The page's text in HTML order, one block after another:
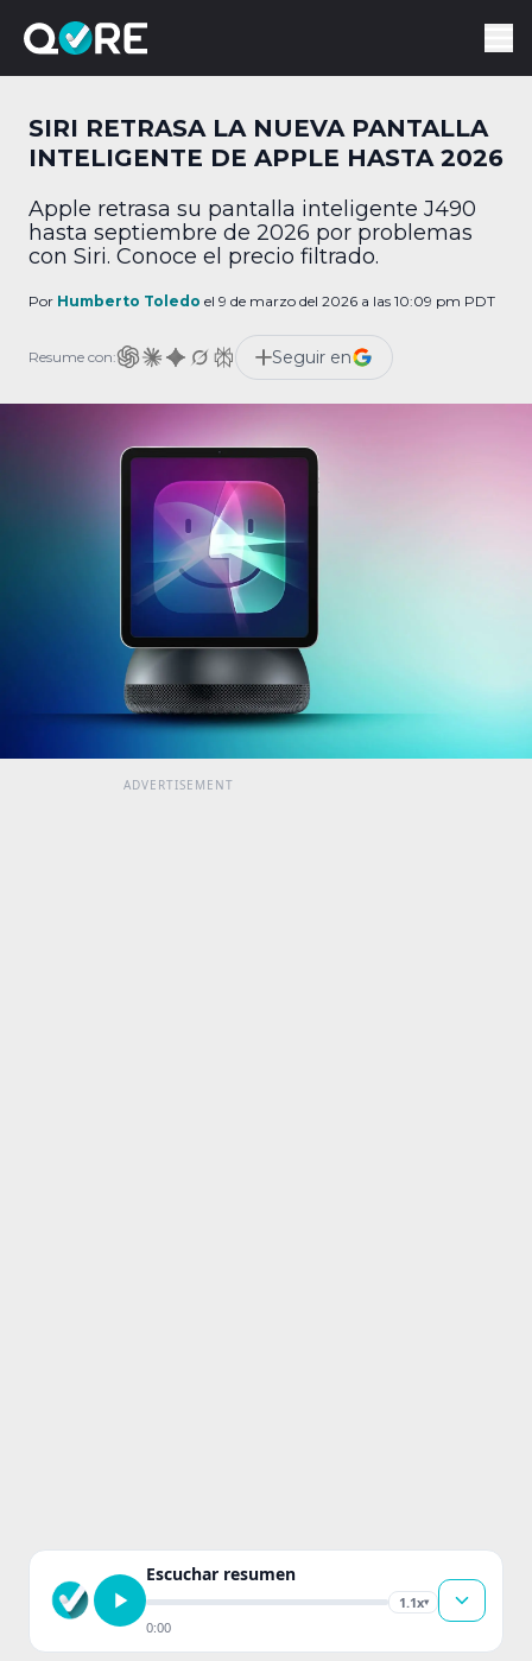
SIRI RETRASA LA NUEVA PANTALLA
INTELIGENTE DE APPLE HASTA 2026
Apple retrasa su pantalla inteligente J490
hasta septiembre de 2026 por problemas
con Siri. Conoce el precio filtrado.
Por Humberto Toledo el 9 de marzo del 2026 a las 10:09 pm PDT
Resume con: Seguir en
Escuchar resumen
1.1x▾
0:00